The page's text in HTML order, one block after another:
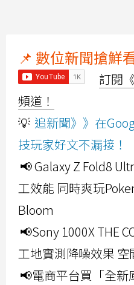
📌 數位新聞搶鮮
訂閱
頻道！
💡 追新聞》》在
技玩家好文不漏接！
📢 Galaxy Z Fold8
工效能 同時爽玩
Bloom
📢Sony 1000X THE
工地實測降噪效果
📢電商平台買「全